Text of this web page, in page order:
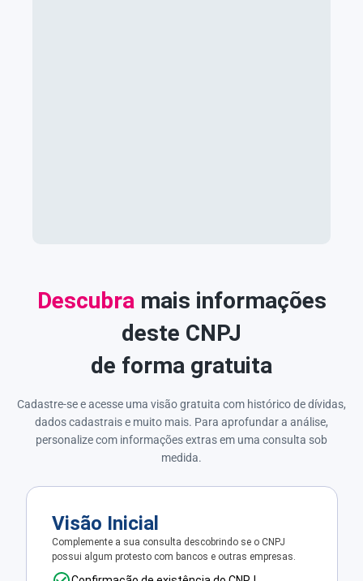
Descubra mais informações
deste CNPJ
de forma gratuita
Cadastre-se e acesse uma visão gratuita com histórico de dívidas,
dados cadastrais e muito mais. Para aprofundar a análise,
personalize com informações extras em uma consulta sob
medida.
Visão Inicial
Complemente a sua consulta descobrindo se o CNPJ
possui algum protesto com bancos e outras empresas.